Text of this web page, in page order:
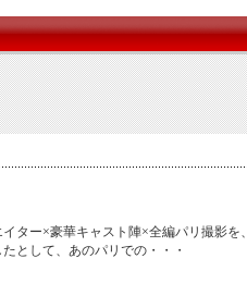
ター×豪華キャスト陣×全編パリ撮影を、
として、あのパリでの・・・